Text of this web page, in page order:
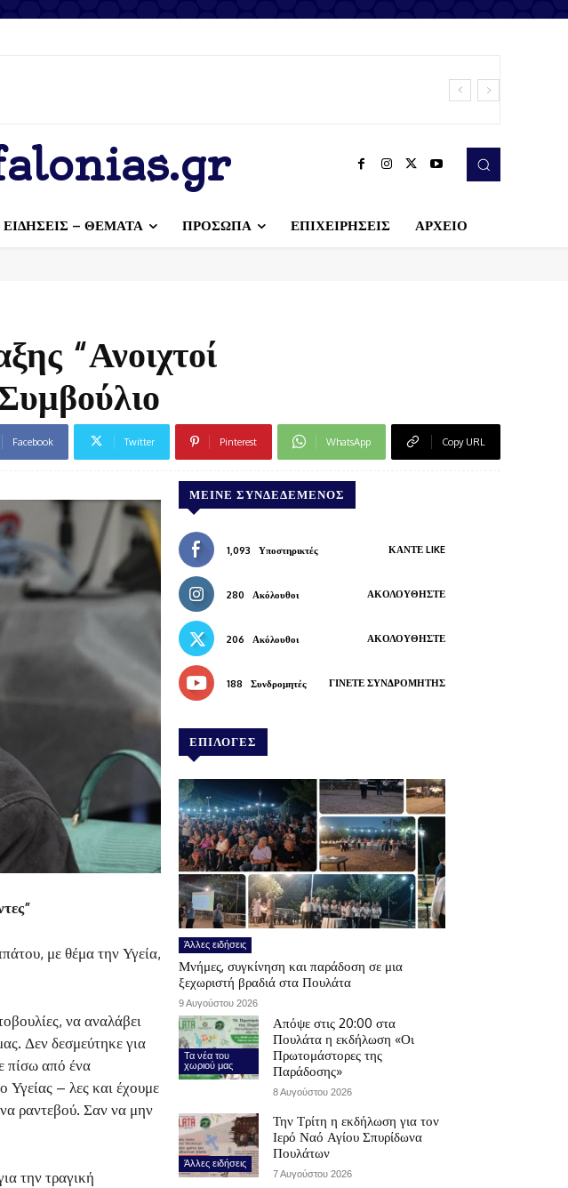
ΕΙΔΗΣΕΙΣ – ΘΕΜΑΤΑ ΠΡΟΣΩΠΑ ΕΠΙΧΕΙΡΗΣΕΙΣ ΑΡΧΕΙΟ
“Ανοιχτοί
Facebook Twitter Pinterest WhatsApp Copy URL
με θέμα την Υγεία,
να αναλάβει
Δεν δεσμεύτηκε για
πίσω από ένα
Υγείας – λες και έχουμε
ραντεβού. Σαν να μην
την τραγική
ΜΕΊΝΕ ΣΥΝΔΕΔΕΜΈΝΟΣ
1,093 Υποστηρικτές ΚΆΝΤΕ LIKE
280 Ακόλουθοι ΑΚΟΛΟΥΘΉΣΤΕ
206 Ακόλουθοι ΑΚΟΛΟΥΘΉΣΤΕ
188 Συνδρομητές ΓΊΝΕΤΕ ΣΥΝΔΡΟΜΗΤΉΣ
ΕΠΙΛΟΓΕΣ
Άλλες ειδήσεις
Μνήμες, συγκίνηση και παράδοση σε μια
ξεχωριστή βραδιά στα Πουλάτα
9 Αυγούστου 2026
Τα νέα του
χωριού μας
Απόψε στις 20:00 στα
Πουλάτα η εκδήλωση «Οι
Πρωτομάστορες της
Παράδοσης»
8 Αυγούστου 2026
Άλλες ειδήσεις
Την Τρίτη η εκδήλωση για τον
Ιερό Ναό Αγίου Σπυρίδωνα
Πουλάτων
7 Αυγούστου 2026